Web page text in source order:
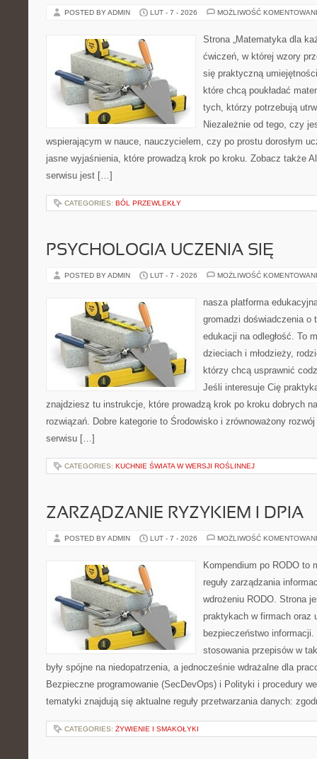
POSTED BY ADMIN LUT - 7 - 2026 MOŻLIWOŚĆ
Strona „Matematyka dla
ćwiczeń, w której wzory
się praktyczną
które chcą poukładać
tych, którzy potrzebują
Niezależnie od tego, czy
wspierającym w nauce, nauczycielem, czy po prostu dorosłym
jasne wyjaśnienia, które prowadzą krok po kroku. Zobacz także
serwisu jest […]
CATEGORIES: BÓL PRZEWLEKŁY
PSYCHOLOGIA UCZENIA SIĘ
POSTED BY ADMIN LUT - 7 - 2026 MOŻLIWOŚĆ
nasza platforma
gromadzi doświadczenia
edukacji na odległość. To
dzieciach i młodzieży,
którzy chcą usprawnić
Jeśli interesuje Cię
znajdziesz tu instrukcje, które prowadzą krok po kroku dobrych
rozwiązań. Dobre kategorie to Środowisko i zrównoważony
serwisu […]
CATEGORIES: KUCHNIE ŚWIATA W WERSJI ROŚLINNEJ
ZARZĄDZANIE RYZYKIEM I DPIA
POSTED BY ADMIN LUT - 7 - 2026 MOŻLIWOŚĆ
Kompendium po RODO to
reguły zarządzania
wdrożeniu RODO. Strona
praktykach w firmach oraz
bezpieczeństwo
stosowania przepisów w
były spójne na niedopatrzenia, a jednocześnie wdrażalne dla
Bezpieczne programowanie (SecDevOps) i Polityki i procedury
tematyki znajdują się aktualne reguły przetwarzania danych:
CATEGORIES: ŻYWIENIE I SMAKOŁYKI